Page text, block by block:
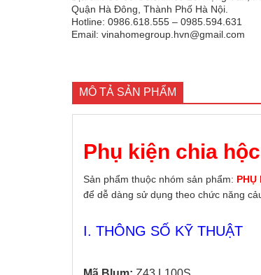
Quận Hà Đông, Thành Phố Hà Nội.
Hotline: 0986.618.555 – 0985.594.631
Email: vinahomegroup.hvn@gmail.com
MÔ TẢ SẢN PHẨM
Phụ kiện chia
Sản phẩm thuộc nhóm sản phẩm: PHỤ
để dễ dàng sử dụng theo chức năng
I. THÔNG SỐ KỸ THUẬT